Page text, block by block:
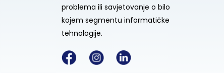
problema ili savjetovanje o bilo
kojem segmentu informatičke
tehnologije.